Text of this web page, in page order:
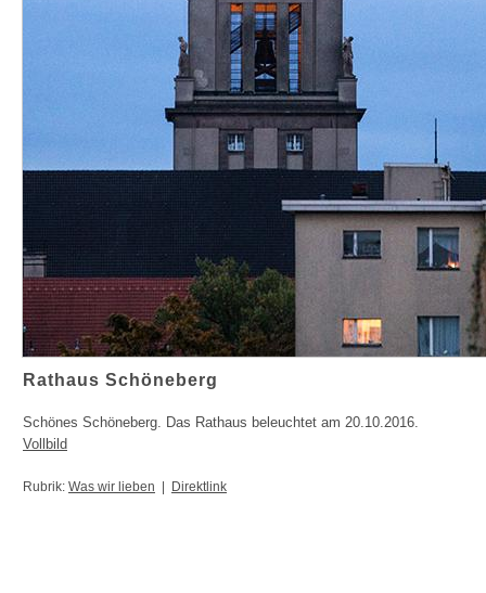
Rathaus Schöneberg
Schönes Schöneberg. Das Rathaus beleuchtet am 20.10.2016.
Vollbild
Rubrik: Was wir lieben Direktlink